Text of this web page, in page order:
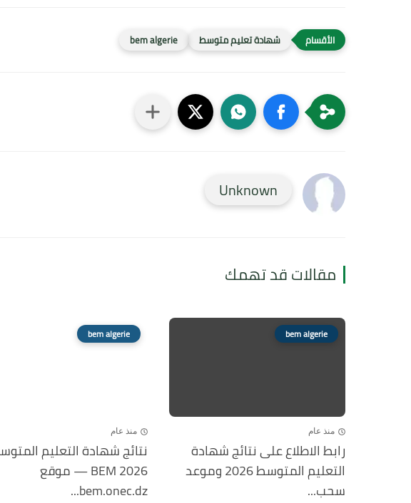
شهادة تعليم متوسط bem algerie
Unknown
مقالات قد تهمك
bem algerie
منذ عام
رابط الاطلاع على نتائج شهادة
التعليم المتوسط 2026 وموعد
سحب...
bem algerie
منذ عام
نتائج شهادة التعليم
2026 BEM — موقع
bem.onec.dz...